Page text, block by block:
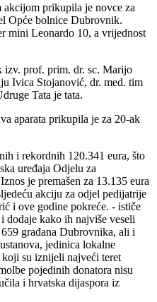
akcijom prikupila je novce za
Opće bolnice Dubrovnik.
mini Leonardo 10, a vrijednost
izv. prof. prim. dr. sc. Marijo
Ivica Stojanović, dr. med. tim
Tata je tata.
aparata prikupila je za 20-ak
i rekordnih 120.341 eura, što
uređaja Odjelu za
je premašen za 13.135 eura
akciju za odjel pedijatrije
i ove godine pokreće. - ističe
dodaje kako ih najviše veseli
građana Dubrovnika, ali i
jedinica lokalne
su iznijeli najveći teret
pojedinih donatora nisu
i hrvatska dijaspora iz